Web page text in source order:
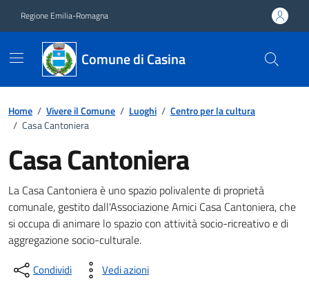
Regione Emilia-Romagna
Comune di Casina
Home / Vivere il Comune / Luoghi / Centro per la cultura
/ Casa Cantoniera
Casa Cantoniera
Descrizione
La Casa Cantoniera è uno spazio polivalente di proprietà
comunale, gestito dall'Associazione Amici Casa Cantoniera, che
si occupa di animare lo spazio con attività socio-ricreativo e di
aggregazione socio-culturale.
Condividi Vedi azioni